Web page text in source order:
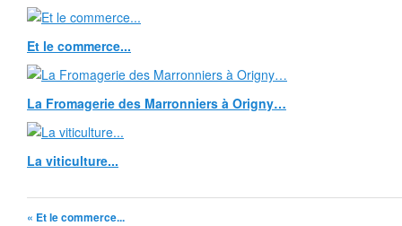
Et le commerce...
La Fromagerie des Marronniers à Origny…
La viticulture...
« Et le commerce...